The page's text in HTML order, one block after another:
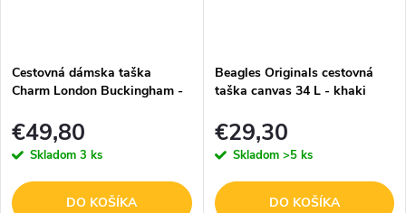
Cestovná dámska taška
Charm London Buckingham -
€49,80
Skladom 3 ks
DO KOŠÍKA
Beagles Originals cestovná
taška canvas 34 L - khaki
€29,30
Skladom >5 ks
DO KOŠÍKA